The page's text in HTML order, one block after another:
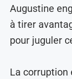
Augustine
à tirer
pour juguler
La corruption